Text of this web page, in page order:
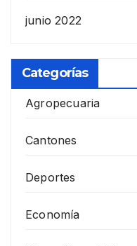
junio 2022
Categorías
Agropecuaria
Cantones
Deportes
Economía